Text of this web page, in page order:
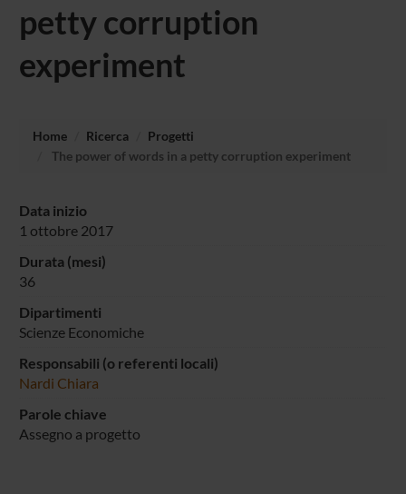
petty corruption
experiment
Home Ricerca
Progetti
The power of words in a petty corruption experiment
Data inizio
1 ottobre 2017
Durata (mesi)
36
Dipartimenti
Scienze Economiche
Responsabili (o referenti locali)
Nardi Chiara
Parole chiave
Assegno a progetto